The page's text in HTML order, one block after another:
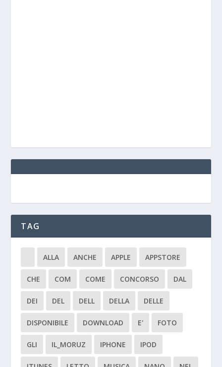
TAG
ALLA ANCHE APPLE APPSTORE
CHE COM COME CONCORSO DAL
DEI DEL DELL DELLA DELLE
DISPONIBILE DOWNLOAD E' FOTO
GLI IL_MORUZ IPHONE IPOD